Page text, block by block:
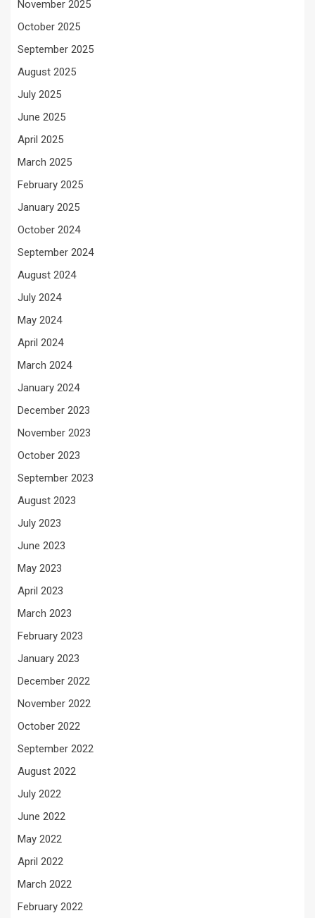
November 2025
October 2025
September 2025
August 2025
July 2025
June 2025
April 2025
March 2025
February 2025
January 2025
October 2024
September 2024
August 2024
July 2024
May 2024
April 2024
March 2024
January 2024
December 2023
November 2023
October 2023
September 2023
August 2023
July 2023
June 2023
May 2023
April 2023
March 2023
February 2023
January 2023
December 2022
November 2022
October 2022
September 2022
August 2022
July 2022
June 2022
May 2022
April 2022
March 2022
February 2022